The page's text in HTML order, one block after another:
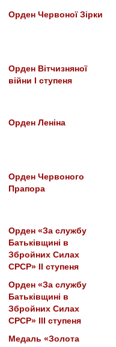
Орден Червоної Зірки
Орден Вітчизняної
війни І ступеня
Орден Леніна
Орден Червоного
Прапора
Орден «За службу
Батьківщині в
Збройних Силах
СРСР» II ступеня
Орден «За службу
Батьківщині в
Збройних Силах
СРСР» III ступеня
Медаль «Золота